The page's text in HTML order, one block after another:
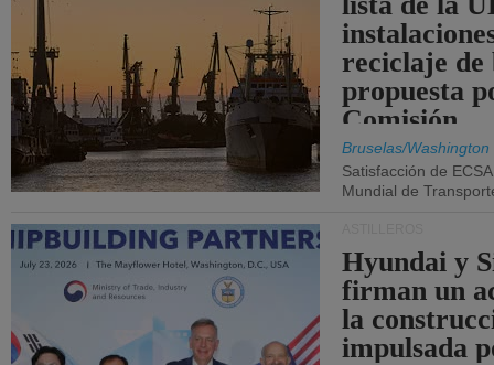
reciclaje de
propuesta
Comisión.
Bruselas/Washington
Satisfacción de
Mundial de
Hyundai y
firman un
la
impulsada